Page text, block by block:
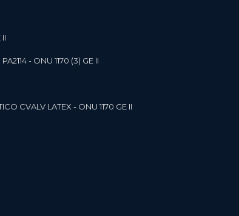
- ONU 1170 (3) GE II
CVALV LATEX - ONU 1170 GE II